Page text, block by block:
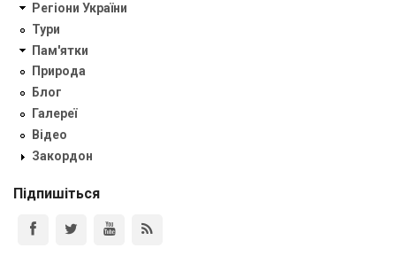
Регіони України
Тури
Пам'ятки
Природа
Блог
Галереї
Відео
Закордон
Підпишіться